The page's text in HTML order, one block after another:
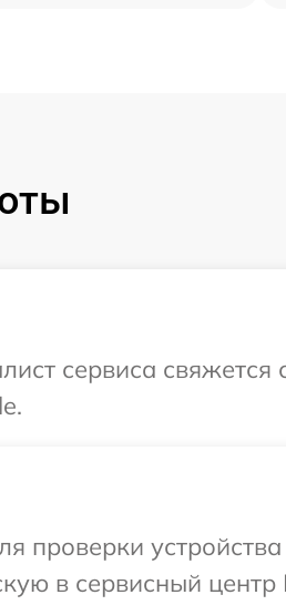
сервиса
проверки
в сервисный центр